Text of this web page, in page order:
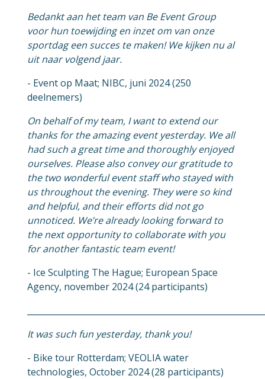
Bedankt aan het team van Be Event Group
voor hun toewijding en inzet om van onze
sportdag een succes te maken! We kijken nu al
uit naar volgend jaar.
- Event op Maat; NIBC, juni 2024 (250
deelnemers)
On behalf of my team, I want to extend our
thanks for the amazing event yesterday. We all
had such a great time and thoroughly enjoyed
ourselves. Please also convey our gratitude to
the two wonderful event staff who stayed with
us throughout the evening. They were so kind
and helpful, and their efforts did not go
unnoticed. We’re already looking forward to
the next opportunity to collaborate with you
for another fantastic team event!
- Ice Sculpting The Hague; European Space
Agency, november 2024 (24 participants)
It was such fun yesterday, thank you!
- Bike tour Rotterdam; VEOLIA water
technologies, October 2024 (28 participants)